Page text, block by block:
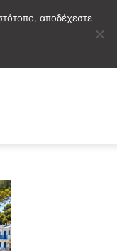
αποδέχεστε